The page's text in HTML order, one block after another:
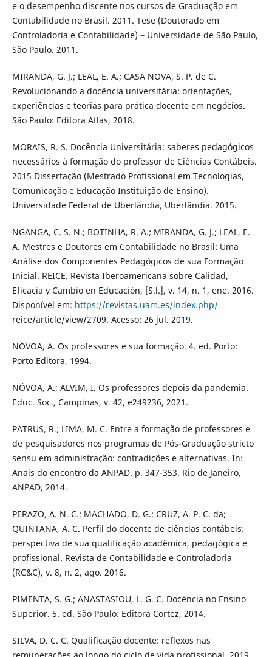
e o desempenho discente nos cursos de Graduação em
Contabilidade no Brasil. 2011. Tese (Doutorado em
Controladoria e Contabilidade) – Universidade de São Paulo,
São Paulo. 2011.
MIRANDA, G. J.; LEAL, E. A.; CASA NOVA, S. P. de C.
Revolucionando a docência universitária: orientações,
experiências e teorias para prática docente em negócios.
São Paulo: Editora Atlas, 2018.
MORAIS, R. S. Docência Universitária: saberes pedagógicos
necessários à formação do professor de Ciências Contábeis.
2015 Dissertação (Mestrado Profissional em Tecnologias,
Comunicação e Educação Instituição de Ensino).
Universidade Federal de Uberlândia, Uberlândia. 2015.
NGANGA, C. S. N.; BOTINHA, R. A.; MIRANDA, G. J.; LEAL, E.
A. Mestres e Doutores em Contabilidade no Brasil: Uma
Análise dos Componentes Pedagógicos de sua Formação
Inicial. REICE. Revista Iberoamericana sobre Calidad,
Eficacia y Cambio en Educación, [S.l.], v. 14, n. 1, ene. 2016.
Disponível em: https://revistas.uam.es/index.php/
reice/article/view/2709. Acesso: 26 jul. 2019.
NÓVOA, A. Os professores e sua formação. 4. ed. Porto:
Porto Editora, 1994.
NÓVOA, A.; ALVIM, I. Os professores depois da pandemia.
Educ. Soc., Campinas, v. 42, e249236, 2021.
PATRUS, R.; LIMA, M. C. Entre a formação de professores e
de pesquisadores nos programas de Pós-Graduação stricto
sensu em administração: contradições e alternativas. In:
Anais do encontro da ANPAD. p. 347-353. Rio de Janeiro,
ANPAD, 2014.
PERAZO, A. N. C.; MACHADO, D. G.; CRUZ, A. P. C. da;
QUINTANA, A. C. Perfil do docente de ciências contábeis:
perspectiva de sua qualificação acadêmica, pedagógica e
profissional. Revista de Contabilidade e Controladoria
(RC&C), v. 8, n. 2, ago. 2016.
PIMENTA, S. G.; ANASTASIOU, L. G. C. Docência no Ensino
Superior. 5. ed. São Paulo: Editora Cortez, 2014.
SILVA, D. C. C. Qualificação docente: reflexos nas